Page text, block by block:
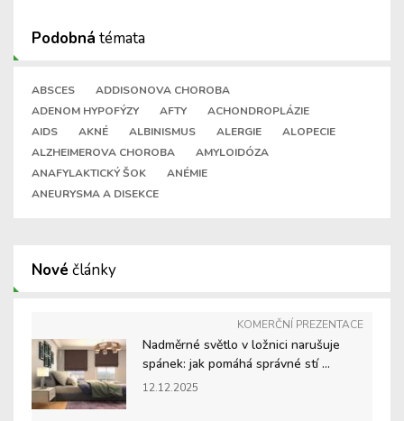
Podobná témata
ABSCES
ADDISONOVA CHOROBA
ADENOM HYPOFÝZY
AFTY
ACHONDROPLÁZIE
AIDS
AKNÉ ALBINISMUS ALERGIE
ALOPECIE
ALZHEIMEROVA CHOROBA
AMYLOIDÓZA
ANAFYLAKTICKÝ ŠOK
ANÉMIE
ANEURYSMA A DISEKCE
Nové články
KOMERČNÍ PREZENTACE
Nadměrné světlo v ložnici narušuje
spánek: jak pomáhá správné stí ...
12.12.2025